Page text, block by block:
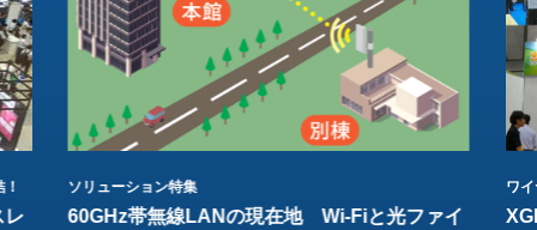
レ
ソリューション特集
60GHz帯無線LANの現在地 Wi-Fiと光ファイ
ワ